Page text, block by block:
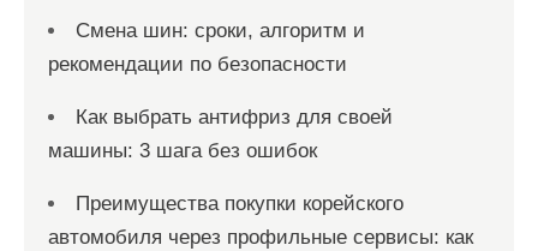
Смена шин: сроки, алгоритм и
рекомендации по безопасности
Как выбрать антифриз для своей
машины: 3 шага без ошибок
Преимущества покупки корейского
автомобиля через профильные сервисы: как